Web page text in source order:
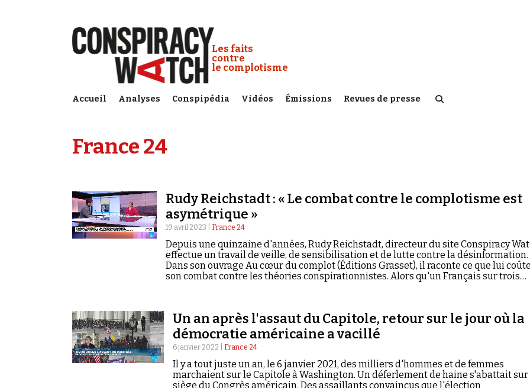
Conspiracy Watch :
Les faits
contre
le complotisme
Accueil Analyses Conspipédia Vidéos Émissions Revues de presse
France 24
Rudy Reichstadt : « Le combat contre le complotisme est
asymétrique »
19 avril 2023 | France 24
Depuis une quinzaine d'années, Rudy Reichstadt, directeur du site Conspiracy
effectue un travail de veille, de sensibilisation et de lutte contre la désinformation.
Dans son ouvrage Au cœur du complot (Éditions Grasset), il raconte ce que lui coûte
son combat contre les théories conspirationnistes. Alors qu'un Français sur trois
Un an après l'assaut du Capitole, retour sur le jour où la
démocratie américaine a vacillé
6 janvier 2022 | France 24
Il y a tout juste un an, le 6 janvier 2021, des milliers d'hommes et de femmes
marchaient sur le Capitole à Washington. Un déferlement de haine s'abattait sur
siège du Congrès américain. Des assaillants convaincus que l'élection